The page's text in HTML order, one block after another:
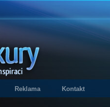
Reklama Kontakt